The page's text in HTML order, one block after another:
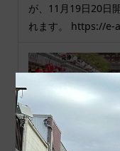
が、11月19日20日
れます。 https://e-
今日の浅草。 雨の日